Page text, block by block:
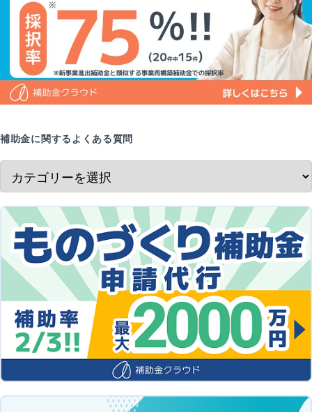
補助金に関するよくある質問